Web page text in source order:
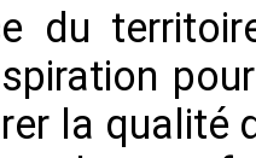
du
la qualité